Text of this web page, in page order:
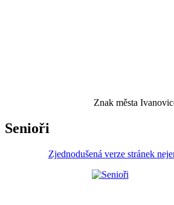
Znak města
Senioři
Zjednodušená verze stránek